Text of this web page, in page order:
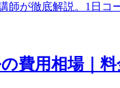
が徹底解説。1日
費用相場｜